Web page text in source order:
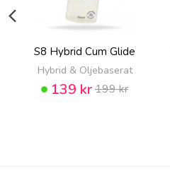
S8 Hybrid Cum Glide
Hybrid & Oljebaserat
139 kr199 kr